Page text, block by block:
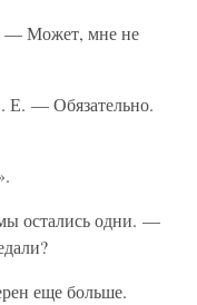
— Может, мне не
— Обязательно.
остались одни. —
еще больше.